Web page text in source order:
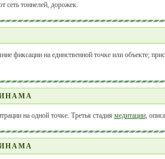
сеть тоннелей, дорожек.
фиксации на единственной точке или объекте;
на одной точке. Третья стадия медитации,